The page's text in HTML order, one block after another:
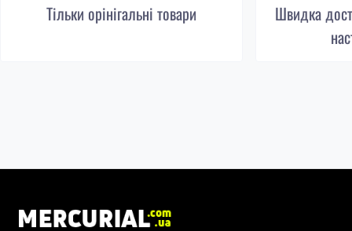
Тільки орінігальні товари
Швидка